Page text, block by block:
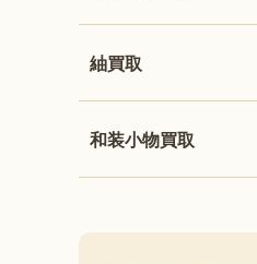
紬買取
和装小物買取